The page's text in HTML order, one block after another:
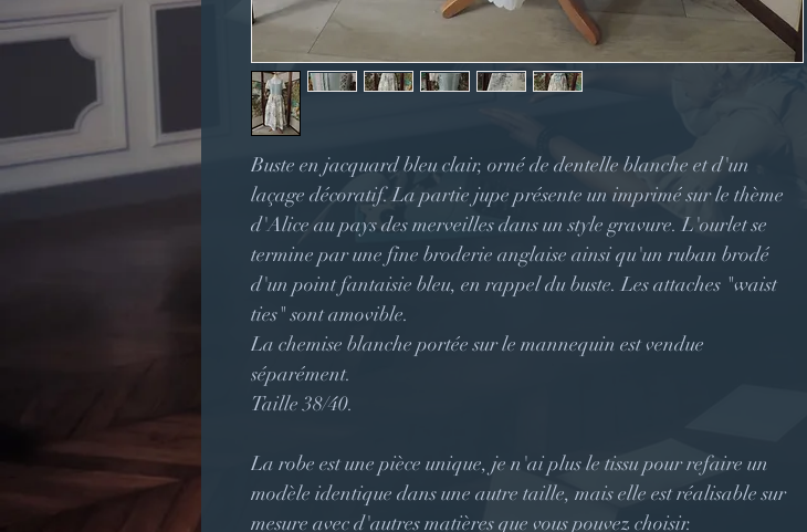
Buste en jacquard bleu clair, orné de dentelle blanche et d'un
laçage décoratif. La partie jupe présente un imprimé sur le thème
d'Alice au pays des merveilles dans un style gravure. L'ourlet se
termine par une fine broderie anglaise ainsi qu'un ruban brodé
d'un point fantaisie bleu, en rappel du buste. Les attaches "waist
ties" sont amovible.
La chemise blanche portée sur le mannequin est vendue
séparément.
Taille 38/40.
La robe est une pièce unique, je n'ai plus le tissu pour refaire un
modèle identique dans une autre taille, mais elle est réalisable sur
mesure avec d'autres matières que vous pouvez choisir.